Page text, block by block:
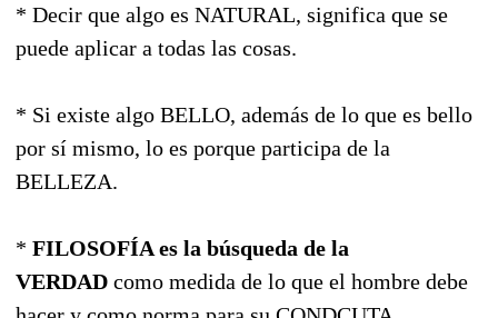
* Decir que algo es NATURAL, significa que se
puede aplicar a todas las cosas.
* Si existe algo BELLO, además de lo que es bello
por sí mismo, lo es porque participa de la
BELLEZA.
* FILOSOFÍA es la búsqueda de la
VERDAD como medida de lo que el hombre debe